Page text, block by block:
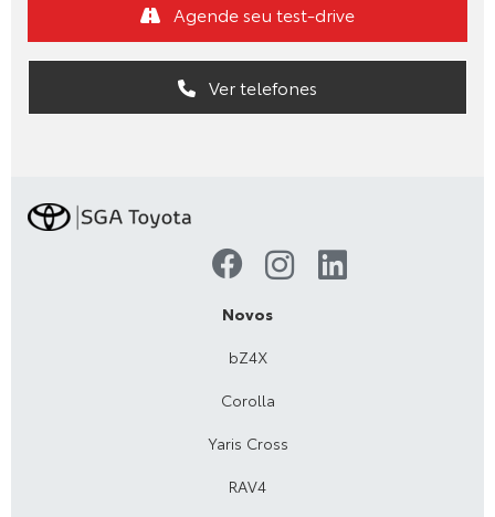
Ver telefones
Agende seu test-drive
Novos
bZ4X
Corolla
Yaris Cross
RAV4